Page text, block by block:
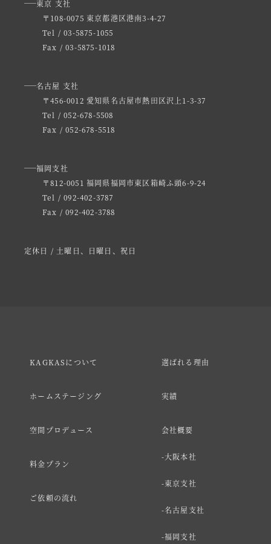
東京 支社
〒108-0075 東京都港区港南3-4-27
Tel / 03-5875-1055
Fax / 03-5875-1018
名古屋 支社
〒456-0012 愛知県名古屋市熱田区沢上1-3-37
Tel / 052-678-5508
Fax / 052-678-5518
福岡支社
〒812-0051 福岡県福岡市東区箱崎ふ頭6-9-24
Tel / 092-402-3787
Fax / 092-402-3788
定休日 / 土曜日、日曜日、祝日
KAGKASについて
ホームステージング
空間プロデュース
料金プラン
ご依頼の流れ
選ばれる理由
実績
会社概要
大阪本社
東京支社
名古屋支社
福岡支社